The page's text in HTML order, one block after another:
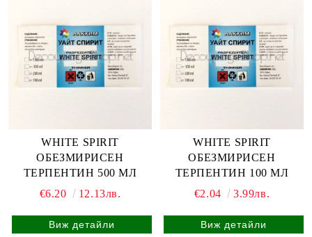
WHITE SPIRIT
ОБЕЗМИРИСЕН
ТЕРПЕНТИН 500 МЛ
€6.20
12.13лв.
Виж детайли
WHITE SPIRIT
ОБЕЗМИРИСЕН
ТЕРПЕНТИН 100 МЛ
€2.04
3.99лв.
Виж детайли